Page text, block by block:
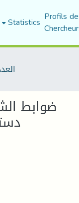
Statistics Profils
العدد
ضوابط